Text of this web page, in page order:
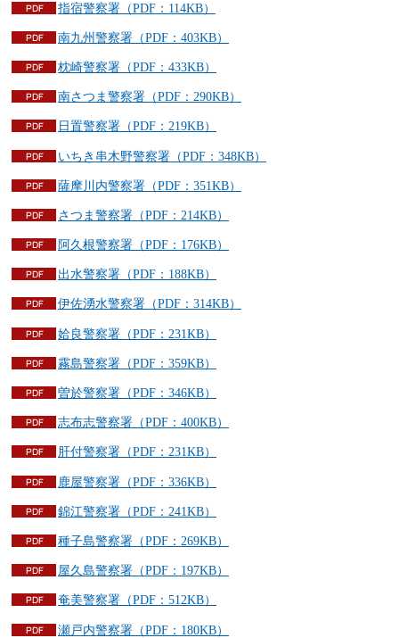
指宿警察署（PDF：114KB）
南九州警察署（PDF：403KB）
枕崎警察署（PDF：433KB）
南さつま警察署（PDF：290KB）
日置警察署（PDF：219KB）
いちき串木野警察署（PDF：348KB）
薩摩川内警察署（PDF：351KB）
さつま警察署（PDF：214KB）
阿久根警察署（PDF：176KB）
出水警察署（PDF：188KB）
伊佐湧水警察署（PDF：314KB）
姶良警察署（PDF：231KB）
霧島警察署（PDF：359KB）
曽於警察署（PDF：346KB）
志布志警察署（PDF：400KB）
肝付警察署（PDF：231KB）
鹿屋警察署（PDF：336KB）
錦江警察署（PDF：241KB）
種子島警察署（PDF：269KB）
屋久島警察署（PDF：197KB）
奄美警察署（PDF：512KB）
瀬戸内警察署（PDF：180KB）